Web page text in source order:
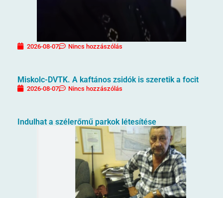
2026-08-07 Nincs hozzászólás
Miskolc-DVTK. A kaftános zsidók is szeretik a focit
2026-08-07 Nincs hozzászólás
Indulhat a szélerőmű parkok létesítése